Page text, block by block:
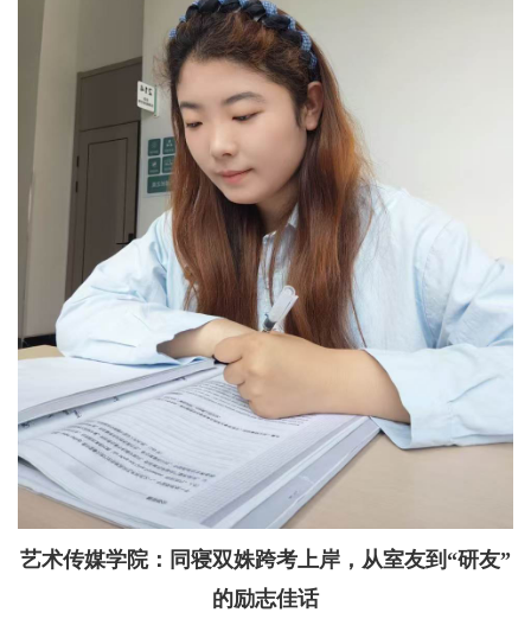
艺术传媒学院：同寝双姝跨考上岸，从室友到“研友”
的励志佳话